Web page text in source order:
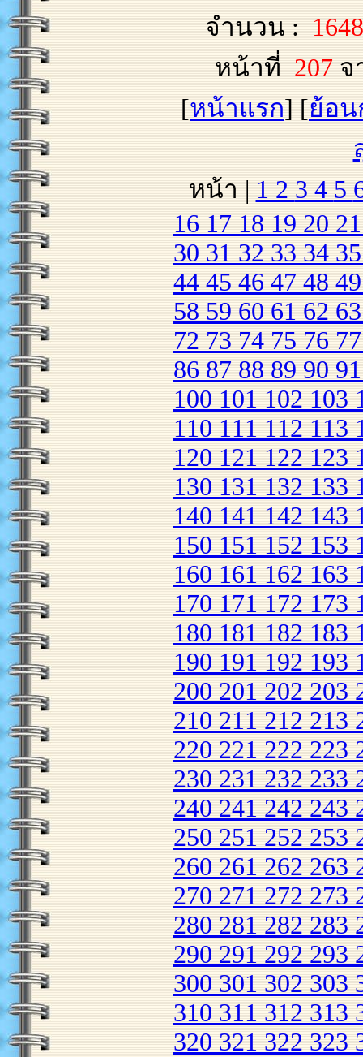
จำนวน :
หน้าที่ 207 จ
[หน้าแรก] [ย้อ
หน้า | 1 2 3 4 5
16 17 18 19 20
30 31 32 33 34
44 45 46 47 48
58 59 60 61 62
72 73 74 75 76
86 87 88 89 90
100 101 102 103
110 111 112 113
120 121 122 123
130 131 132 133
140 141 142 143
150 151 152 153
160 161 162 163
170 171 172 173
180 181 182 183
190 191 192 193
200 201 202 203
210 211 212 213
220 221 222 223
230 231 232 233
240 241 242 243
250 251 252 253
260 261 262 263
270 271 272 273
280 281 282 283
290 291 292 293
300 301 302 303
310 311 312 313
320 321 322 323